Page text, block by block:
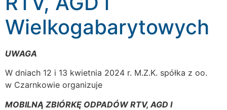
Wielkogabarytowych
UWAGA
W dniach 12 i 13 kwietnia 2024 r. M.Z.K. spółka z oo.
w Czarnkowie organizuje
MOBILNĄ ZBIÓRKĘ ODPADÓW RTV, AGD I